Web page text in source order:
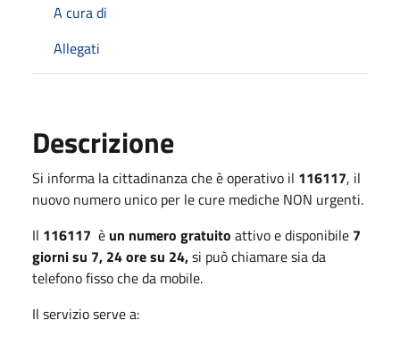
A cura di
Allegati
Descrizione
Si informa la cittadinanza che è operativo il 116117, il
nuovo numero unico per le cure mediche NON urgenti.
Il 116117 è un numero gratuito attivo e disponibile 7
giorni su 7, 24 ore su 24,si può chiamare sia da
telefono fisso che da mobile.
Il servizio serve a: